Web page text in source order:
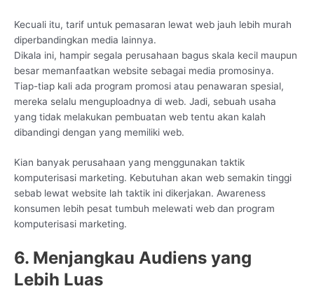
Kecuali itu, tarif untuk pemasaran lewat web jauh lebih murah
diperbandingkan media lainnya.
Dikala ini, hampir segala perusahaan bagus skala kecil maupun
besar memanfaatkan website sebagai media promosinya.
Tiap-tiap kali ada program promosi atau penawaran spesial,
mereka selalu menguploadnya di web. Jadi, sebuah usaha
yang tidak melakukan pembuatan web tentu akan kalah
dibandingi dengan yang memiliki web.
Kian banyak perusahaan yang menggunakan taktik
komputerisasi marketing. Kebutuhan akan web semakin tinggi
sebab lewat website lah taktik ini dikerjakan. Awareness
konsumen lebih pesat tumbuh melewati web dan program
komputerisasi marketing.
6. Menjangkau Audiens yang
Lebih Luas